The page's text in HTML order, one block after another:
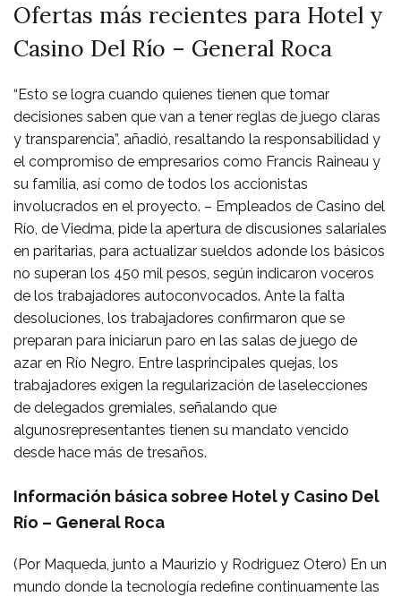
Ofertas más recientes para Hotel y
Casino Del Río – General Roca
“Esto se logra cuando quienes tienen que tomar
decisiones saben que van a tener reglas de juego claras
y transparencia”, añadió, resaltando la responsabilidad y
el compromiso de empresarios como Francis Raineau y
su familia, así como de todos los accionistas
involucrados en el proyecto. – Empleados de Casino del
Río, de Viedma, pide la apertura de discusiones salariales
en paritarias, para actualizar sueldos adonde los básicos
no superan los 450 mil pesos, según indicaron voceros
de los trabajadores autoconvocados. Ante la falta
desoluciones, los trabajadores confirmaron que se
preparan para iniciarun paro en las salas de juego de
azar en Río Negro. Entre lasprincipales quejas, los
trabajadores exigen la regularización de laselecciones
de delegados gremiales, señalando que
algunosrepresentantes tienen su mandato vencido
desde hace más de tresaños.
Información básica sobree Hotel y Casino Del
Río – General Roca
(Por Maqueda, junto a Maurizio y Rodriguez Otero) En un
mundo donde la tecnología redefine continuamente las